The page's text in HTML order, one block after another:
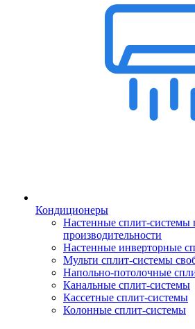
Кондиционеры
Настенные сплит-системы
производительности
Настенные инверторные
Мульти сплит-системы
Напольно-потолочные
Канальные сплит-системы
Кассетные сплит-системы
Колонные сплит-системы